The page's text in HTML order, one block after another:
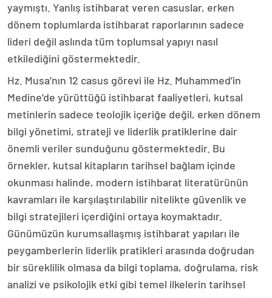
yaymıştı. Yanlış istihbarat veren casuslar, erken
dönem toplumlarda istihbarat raporlarının sadece
lideri değil aslında tüm toplumsal yapıyı nasıl
etkilediğini göstermektedir.
Hz. Musa’nın 12 casus görevi ile Hz. Muhammed’in
Medine’de yürüttüğü istihbarat faaliyetleri, kutsal
metinlerin sadece teolojik içeriğe değil, erken dönem
bilgi yönetimi, strateji ve liderlik pratiklerine dair
önemli veriler sunduğunu göstermektedir. Bu
örnekler, kutsal kitapların tarihsel bağlam içinde
okunması halinde, modern istihbarat literatürünün
kavramları ile karşılaştırılabilir nitelikte güvenlik ve
bilgi stratejileri içerdiğini ortaya koymaktadır.
Günümüzün kurumsallaşmış istihbarat yapıları ile
peygamberlerin liderlik pratikleri arasında doğrudan
bir süreklilik olmasa da bilgi toplama, doğrulama, risk
analizi ve psikolojik etki gibi temel ilkelerin tarihsel